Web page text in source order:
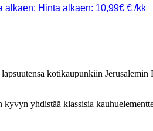
alkaen: Hinta alkaen: 10,99€ € /kk
kotikaupunkiin
yhdistää klassisia